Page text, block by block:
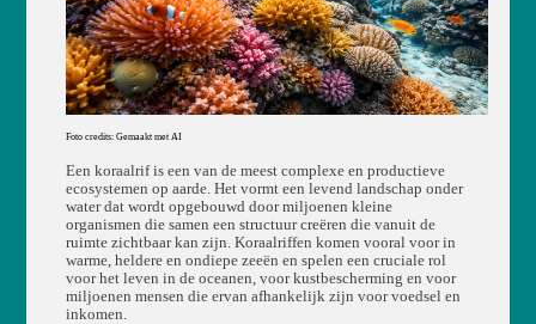
Foto credits: Gemaakt met AI
Een koraalrif is een van de meest complexe en productieve
ecosystemen op aarde. Het vormt een levend landschap onder
water dat wordt opgebouwd door miljoenen kleine
organismen die samen een structuur creëren die vanuit de
ruimte zichtbaar kan zijn. Koraalriffen komen vooral voor in
warme, heldere en ondiepe zeeën en spelen een cruciale rol
voor het leven in de oceanen, voor kustbescherming en voor
miljoenen mensen die ervan afhankelijk zijn voor voedsel en
inkomen.